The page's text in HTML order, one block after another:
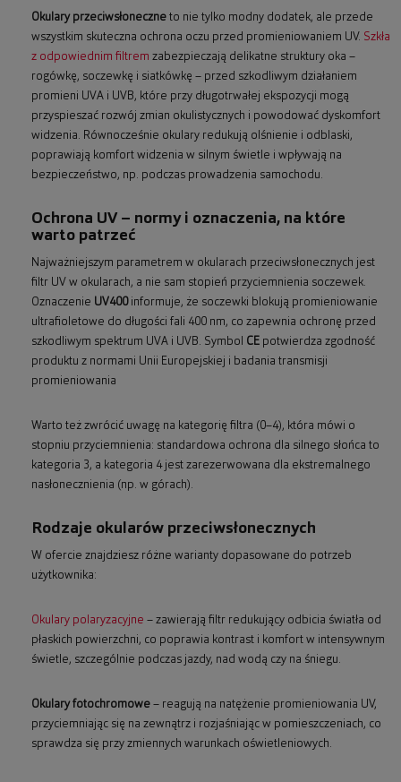
Okulary przeciwsłoneczne to nie tylko modny dodatek, ale przede
wszystkim skuteczna ochrona oczu przed promieniowaniem UV. Szkła
z odpowiednim filtrem zabezpieczają delikatne struktury oka –
rogówkę, soczewkę i siatkówkę – przed szkodliwym działaniem
promieni UVA i UVB, które przy długotrwałej ekspozycji mogą
przyspieszać rozwój zmian okulistycznych i powodować dyskomfort
widzenia. Równocześnie okulary redukują olśnienie i odblaski,
poprawiają komfort widzenia w silnym świetle i wpływają na
bezpieczeństwo, np. podczas prowadzenia samochodu.
Ochrona UV – normy i oznaczenia, na które
warto patrzeć
Najważniejszym parametrem w okularach przeciwsłonecznych jest
filtr UV w okularach, a nie sam stopień przyciemnienia soczewek.
Oznaczenie UV400informuje, że soczewki blokują promieniowanie
ultrafioletowe do długości fali 400 nm, co zapewnia ochronę przed
szkodliwym spektrum UVA i UVB. Symbol CE potwierdza zgodność
produktu z normami Unii Europejskiej i badania transmisji
promieniowania
Warto też zwrócić uwagę na kategorię filtra (0–4), która mówi o
stopniu przyciemnienia: standardowa ochrona dla silnego słońca to
kategoria 3, a kategoria 4 jest zarezerwowana dla ekstremalnego
nasłonecznienia (np. w górach).
Rodzaje okularów przeciwsłonecznych
W ofercie znajdziesz różne warianty dopasowane do potrzeb
użytkownika:
Okulary polaryzacyjne – zawierają filtr redukujący odbicia światła od
płaskich powierzchni, co poprawia kontrast i komfort w intensywnym
świetle, szczególnie podczas jazdy, nad wodą czy na śniegu.
Okulary fotochromowe – reagują na natężenie promieniowania UV,
przyciemniając się na zewnątrz i rozjaśniając w pomieszczeniach, co
sprawdza się przy zmiennych warunkach oświetleniowych.